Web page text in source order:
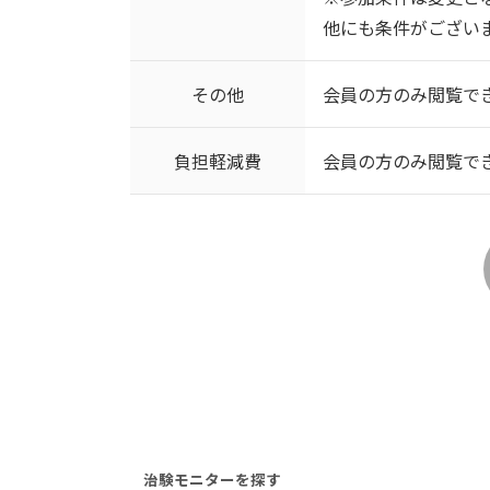
他にも条件がござい
その他 会員の方のみ閲覧で
負担軽減費 会員の方のみ閲覧で
治験モニターを探す